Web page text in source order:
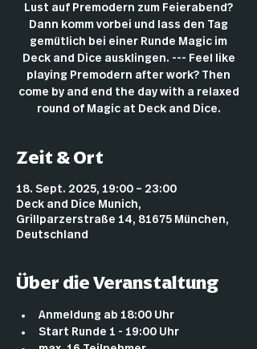
Lust auf Premodern zum Feierabend?
Dann komm vorbei und lass den Tag
gemütlich bei einer Runde Magic im
Deck and Dice ausklingen. --- Feel like
playing Premodern after work? Then
come by and end the day with a relaxed
round of Magic at Deck and Dice.
Zeit & Ort
18. Sept. 2025, 19:00 – 23:00
Deck and Dice Munich,
Grillparzerstraße 14, 81675 München,
Deutschland
Über die Veranstaltung
Anmeldung ab 18:00 Uhr
Start Runde 1 - 19:00 Uhr